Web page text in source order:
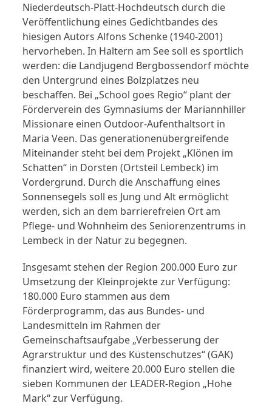
Niederdeutsch-Platt-Hochdeutsch durch die
Veröffentlichung eines Gedichtbandes des
hiesigen Autors Alfons Schenke (1940-2001)
hervorheben. In Haltern am See soll es sportlich
werden: die Landjugend Bergbossendorf möchte
den Untergrund eines Bolzplatzes neu
beschaffen. Bei „School goes Regio“ plant der
Förderverein des Gymnasiums der Mariannhiller
Missionare einen Outdoor-Aufenthaltsort in
Maria Veen. Das generationenübergreifende
Miteinander steht bei dem Projekt „Klönen im
Schatten“ in Dorsten (Ortsteil Lembeck) im
Vordergrund. Durch die Anschaffung eines
Sonnensegels soll es Jung und Alt ermöglicht
werden, sich an dem barrierefreien Ort am
Pflege- und Wohnheim des Seniorenzentrums in
Lembeck in der Natur zu begegnen.
Insgesamt stehen der Region 200.000 Euro zur
Umsetzung der Kleinprojekte zur Verfügung:
180.000 Euro stammen aus dem
Förderprogramm, das aus Bundes- und
Landesmitteln im Rahmen der
Gemeinschaftsaufgabe „Verbesserung der
Agrarstruktur und des Küstenschutzes“ (GAK)
finanziert wird, weitere 20.000 Euro stellen die
sieben Kommunen der LEADER-Region „Hohe
Mark“ zur Verfügung.